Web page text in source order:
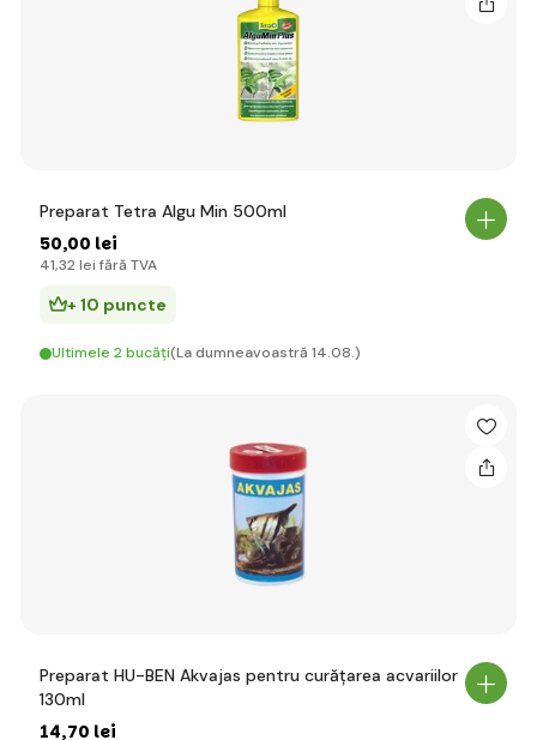
Preparat Tetra Algu Min 500ml
50,00 lei
41,32 lei fără TVA
+ 10 puncte
Ultimele 2 bucăți(La dumneavoastră 14.08.)
Preparat HU-BEN Akvajas pentru curățarea acvariilor
130ml
14,70 lei